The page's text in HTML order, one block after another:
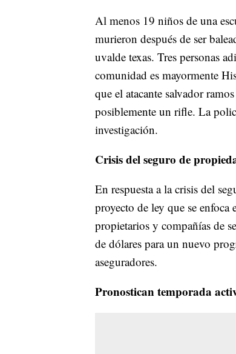
Al menos 19 niños de una
murieron después de ser
uvalde texas. Tres personas
comunidad es mayormente
que el atacante salvador
posiblemente un rifle. La
investigación.
Crisis del seguro de
En respuesta a la crisis del
proyecto de ley que se
propietarios y compañías de
de dólares para un nuevo
aseguradores.
Pronostican temporada